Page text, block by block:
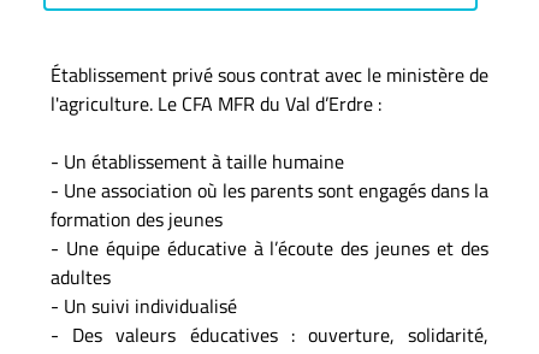
Établissement privé sous contrat avec le ministère de
l'agriculture. Le CFA MFR du Val d’Erdre :
- Un établissement à taille humaine
- Une association où les parents sont engagés dans la
formation des jeunes
- Une équipe éducative à l’écoute des jeunes et des
adultes
- Un suivi individualisé
- Des valeurs éducatives : ouverture, solidarité,